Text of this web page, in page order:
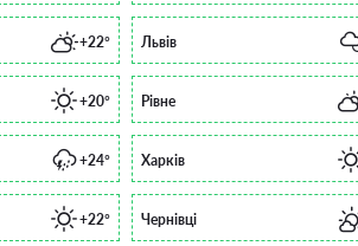
+22° Львів
+20° Рівне
+24° Харків
+22° Чернівці